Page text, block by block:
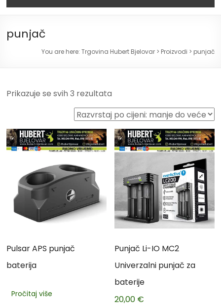
punjač
You are here: Trgovina Hubert Bjelovar> Proizvodi > punjač
Prikazuje se svih 3 rezultata
Pulsar APS punjač
baterija
Pročitaj više
Punjač Li-IO MC2
Univerzalni punjač za
baterije
20,00 €